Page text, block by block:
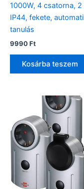
1000W, 4 csatorna, 2
IP44, fekete,
tanulás
9990Ft
Kosárba teszem